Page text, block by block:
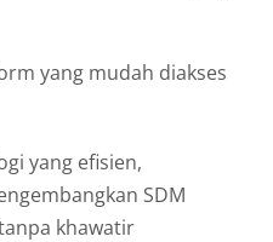
yang mudah diakses
yang efisien,
SDM
khawatir